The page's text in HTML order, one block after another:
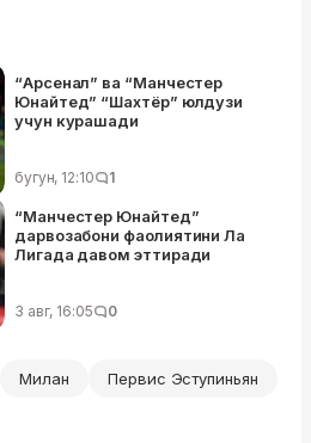
“Арсенал” ва “Манчестер
Юнайтед” “Шахтёр” юлдузи
учун курашади
бугун, 12:10 1
“Манчестер Юнайтед”
дарвозабони фаолиятини Ла
Лигада давом эттиради
3 авг, 16:05 0
Милан Первис Эступиньян